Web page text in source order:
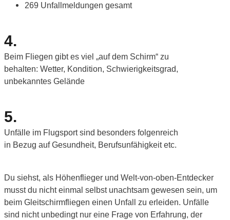
269 Unfallmeldungen gesamt
4.
Beim Fliegen gibt es viel „auf dem Schirm“ zu
behalten: Wetter, Kondition, Schwierigkeitsgrad,
unbekanntes Gelände
5.
Unfälle im Flugsport sind besonders folgenreich
in Bezug auf Gesundheit, Berufsunfähigkeit etc.
Du siehst, als Höhenflieger und Welt-von-oben-Entdecker
musst du nicht einmal selbst unachtsam gewesen sein, um
beim Gleitschirmfliegen einen Unfall zu erleiden. Unfälle
sind nicht unbedingt nur eine Frage von Erfahrung, der